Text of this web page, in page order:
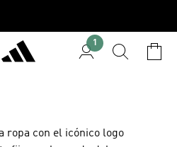
1
ropa con el icónico logo